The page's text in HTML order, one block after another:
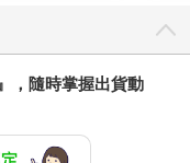
，隨時掌握出貨動